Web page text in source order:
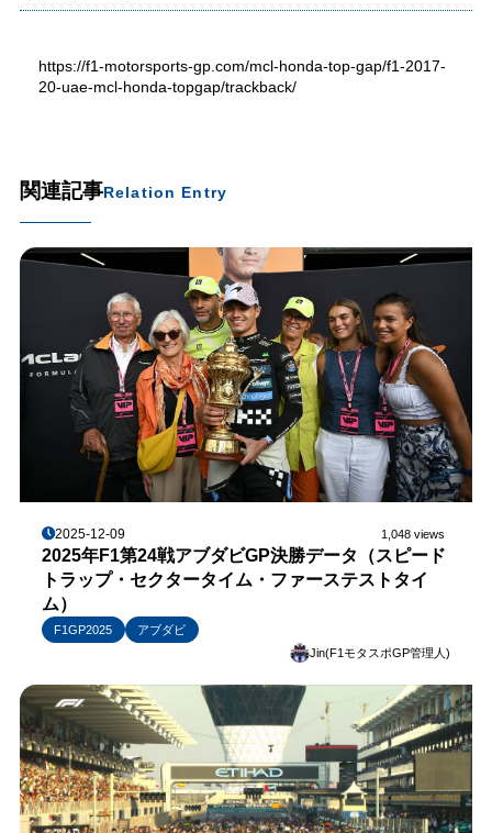
https://f1-motorsports-gp.com/mcl-honda-top-gap/f1-2017-
20-uae-mcl-honda-topgap/trackback/
関連記事Relation Entry
2025-12-09 1,048 views
2025年F1第24戦アブダビGP決勝データ（スピード
トラップ・セクタータイム・ファーステストタイ
ム）
F1GP2025
アブダビ
Jin(F1モタスポGP管理人)